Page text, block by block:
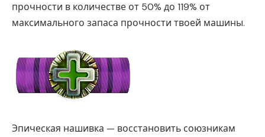
прочности в количестве от 50% до 119% от
максимального запаса прочности твоей машины.
Эпическая нашивка — восстановить союзникам